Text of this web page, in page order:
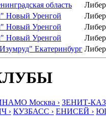
область
Новый Уренгой
Новый Уренгой
Новый Уренгой
Екатеринбург
Москва › ЗЕНИТ-
› КУЗБАСС › ЕНИСЕЙ ›